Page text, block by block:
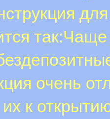
очень
к